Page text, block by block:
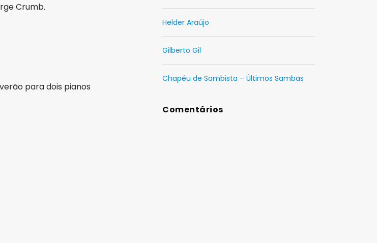
Crumb.
para dois pianos
Helder Araújo
Gilberto Gil
Chapéu de Sambista – Últimos Sambas
Comentários